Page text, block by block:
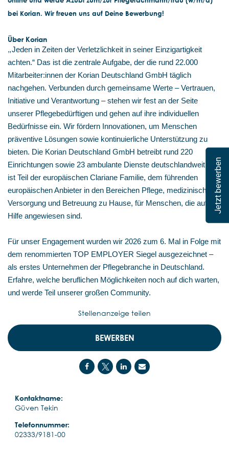
Jetzt bewerben
bei Korian. Wir freuen uns auf Deine Bewerbung!
Über Korian
„Jeden in Zeiten der Verletzlichkeit in seiner Einzigartigkeit
achten.“ Das ist die zentrale Aufgabe, der die rund 22.000
Mitarbeiter:innen der Korian Deutschland GmbH täglich
nachgehen. Verbunden durch gemeinsame Werte – Vertrauen,
Initiative und Verantwortung – stehen wir fest an der Seite
unserer Pflegebedürftigen und gehen auf ihre individuellen
Bedürfnisse ein. Wir fördern Innovationen, um Menschen
präventive Lösungen sowie kontinuierliche Unterstützung zu
bieten. Die Korian Deutschland GmbH betreibt rund 220
Einrichtungen sowie 23 ambulante Dienste deutschlandweit und
ist Teil der europäischen Clariane Familie, dem führenden
europäischen Anbieter in den Bereichen Pflege, medizinische
Versorgung und Betreuung zu Hause, für Menschen, die auf
Hilfe angewiesen sind.
Für unser Engagement wurden wir 2026 zum 6. Mal in Folge mit
dem renommierten TOP EMPLOYER Siegel ausgezeichnet –
als erstes Unternehmen der Pflegebranche in Deutschland.
Erfahre, welche beruflichen Möglichkeiten noch auf dich warten,
und werde Teil unserer großen Community.
BEWERBEN
Kontaktname:
Güven Tekin
Telefonnummer:
02333/9181-00
Stellenanzeige teilen